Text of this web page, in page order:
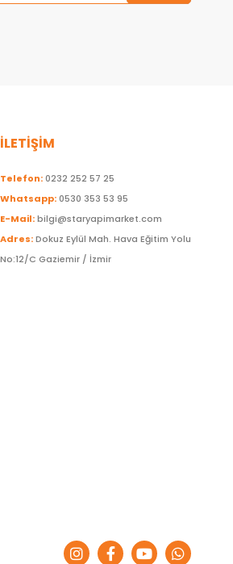
İLETİŞİM
Telefon:0232 252 57 25
Whatsapp:0530 353 53 95
E-Mail:bilgi@staryapimarket.com
Adres:Dokuz Eylül Mah. Hava Eğitim Yolu
No:12/C Gaziemir / İzmir